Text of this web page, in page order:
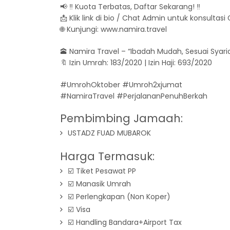
📢 ‼️ Kuota Terbatas, Daftar Sekarang! ‼️
📩 Klik link di bio / Chat Admin untuk konsultasi
🌐 Kunjungi: www.namira.travel
🕋 Namira Travel – “Ibadah Mudah, Sesuai
🔖 Izin Umrah: 183/2020 | Izin Haji: 693/2020
#UmrohOktober #Umroh2xjumat
#NamiraTravel #PerjalananPenuhBerkah
Pembimbing Jamaah:
USTADZ FUAD MUBAROK
Harga Termasuk:
☑️ Tiket Pesawat PP
☑️ Manasik Umrah
☑️ Perlengkapan (Non Koper)
☑️ Visa
☑️ Handling Bandara+Airport Tax